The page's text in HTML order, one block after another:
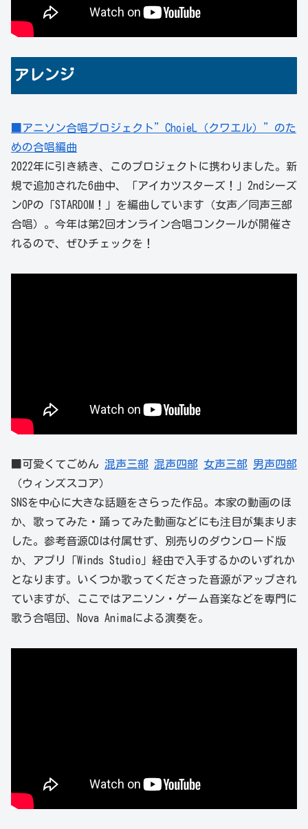
アレンジ
■アニソン合唱プロジェクト”ChoieL（クワエル）”のた
めの合唱編曲
2022年に引き続き、このプロジェクトに携わりました。新
規で追加された6曲中、「アイカツスターズ！」2ndシーズ
ンOPの「STARDOM！」を編曲しています（女声／同声三部
合唱）。今年は第2回オンライン合唱コンクールが開催さ
れるので、ぜひチェックを！
■可愛くてごめん 混声三部 混声四部 女声三部 男声四部
（ウィンズスコア）
SNSを中心に大きな話題をさらった作品。本家の動画のほ
か、歌ってみた・踊ってみた動画などにも注目が集まりま
した。参考音源CDは付属せず、別売りのダウンロード版
か、アプリ「Winds Studio」経由で入手するかのいずれか
となります。いくつか歌ってくださった音源がアップされ
ていますが、ここではアニソン・ゲーム音楽などを専門に
歌う合唱団、Nova Animaによる演奏を。